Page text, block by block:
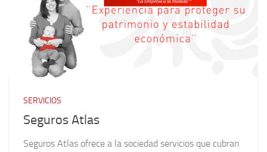
SERVICIOS
Seguros Atlas
Seguros Atlas ofrece a la sociedad servicios que cubran